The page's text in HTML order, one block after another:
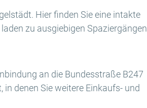
Hier finden Sie eine intakte
zu ausgiebigen Spaziergängen
an die Bundesstraße B247
denen Sie weitere Einkaufs- und